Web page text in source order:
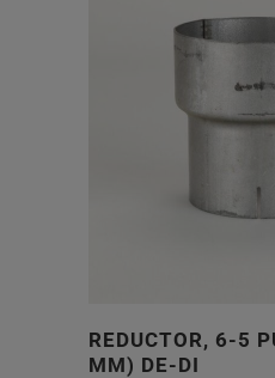
REDUCTOR, 6-5
MM) DE-DI